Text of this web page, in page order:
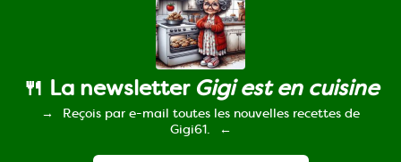
🍴 La newsletter Gigi est en cuisine
Reçois par e-mail toutes les nouvelles recettes de
Gigi61.